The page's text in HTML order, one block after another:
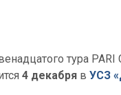
тура
4 декабря в УСЗ